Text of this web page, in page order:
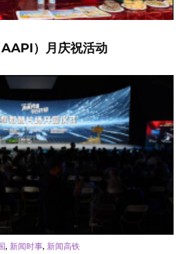
）月庆祝活动
, 新闻时事, 新闻高铁